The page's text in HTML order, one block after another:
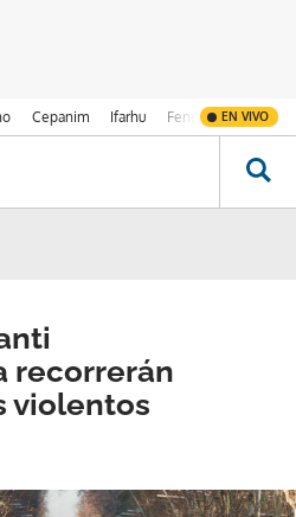
Cepanim Ifarhu Fenómeno de El
EN VIVO
recorrerán
violentos